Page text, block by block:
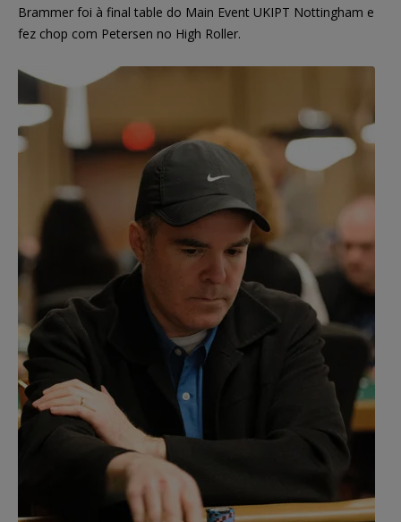
Brammer foi à final table do Main Event UKIPT Nottingham e
fez chop com Petersen no High Roller.